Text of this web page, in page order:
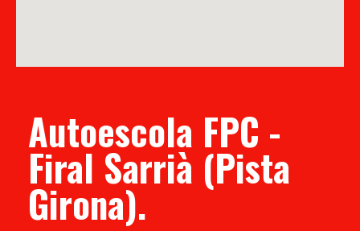
Autoescola FPC -
Firal Sarrià (Pista
Girona).